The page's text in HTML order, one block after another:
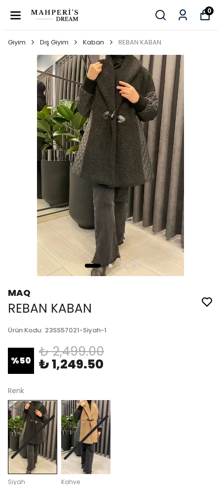
0
Giyim Dış Giyim Kaban REBAN KABAN
MAQ
REBAN KABAN
Ürün Kodu: 23SS57021-Siyah-1
%50
₺ 2,499.00
₺ 1,249.50
Renk
Siyah Kahve